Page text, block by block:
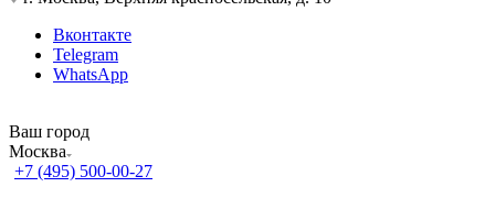
Вконтакте
Telegram
WhatsApp
Ваш город
Москва
+7 (495) 500-00-27